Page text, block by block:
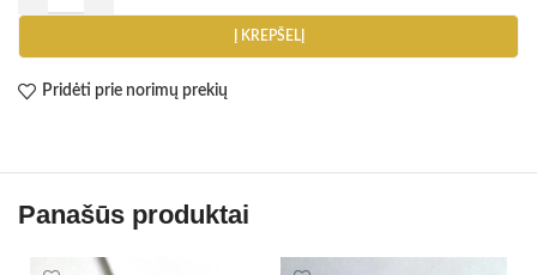
Į KREPŠELĮ
Pridėti prie norimų prekių
Panašūs produktai